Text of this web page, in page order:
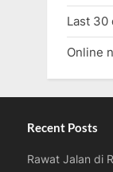
Last 30
Online
Recent Posts
Rawat Jalan di